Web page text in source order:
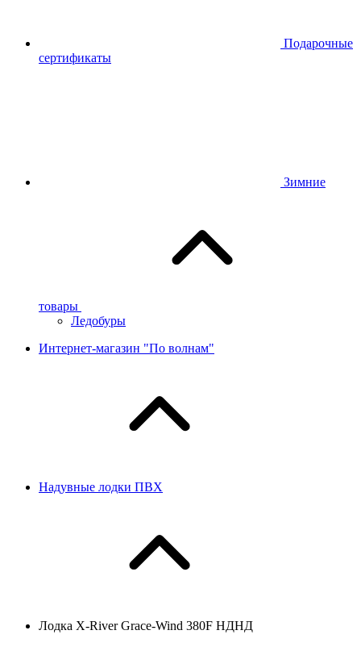
Подарочные
сертификаты
Зимние
товары
Ледобуры
Интернет-магазин "По волнам"
Надувные лодки ПВХ
Лодка X-River Grace-Wind 380F НДНД